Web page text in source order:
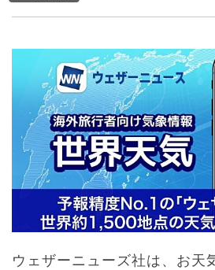
ウェザーニューズ社は、お天